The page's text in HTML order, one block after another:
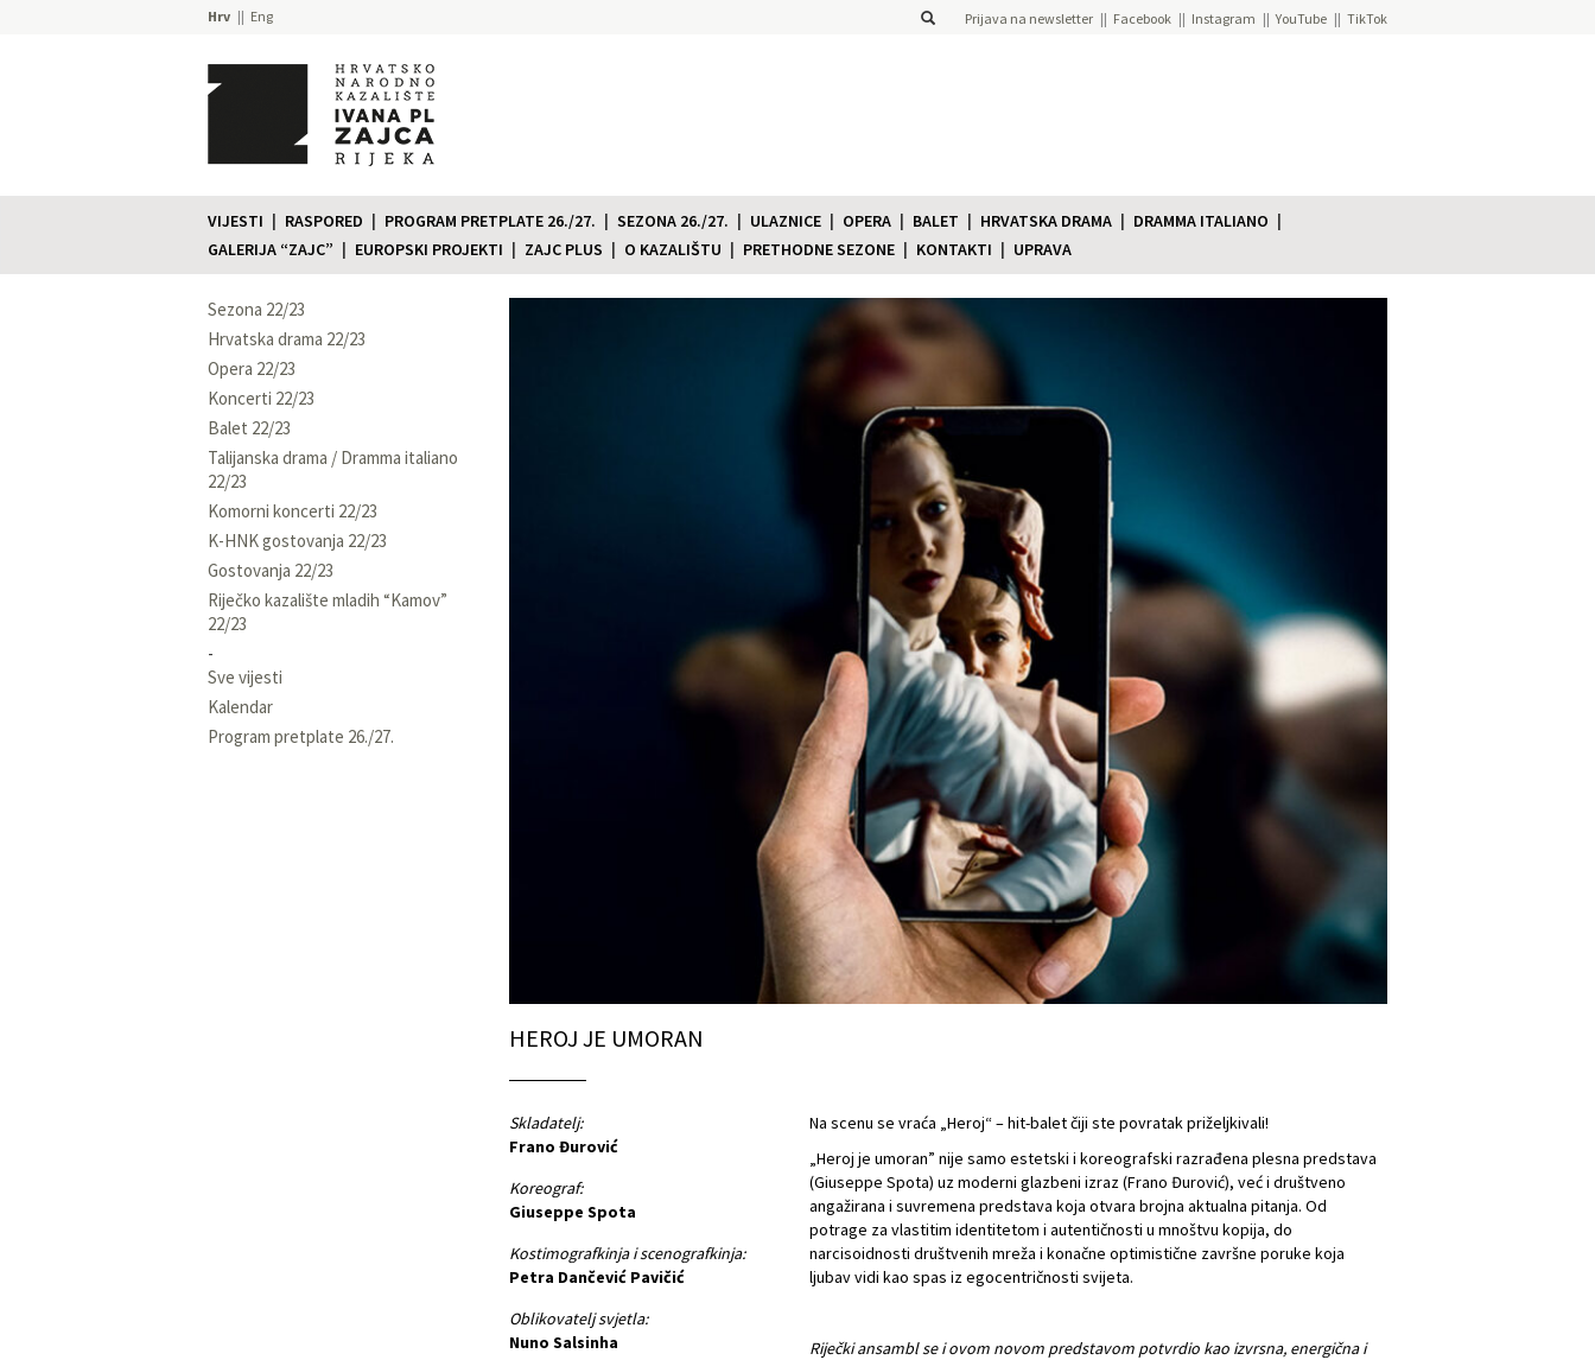
Hrv Eng Prijava na newsletter Facebook Instagram YouTube TikTok
VIJESTI RASPORED PROGRAM PRETPLATE 26./27. SEZONA 26./27. ULAZNICE OPERA BALET HRVATSKA DRAMA
DRAMMA ITALIANO
GALERIJA “ZAJC”
EUROPSKI PROJEKTI ZAJC PLUS O KAZALIŠTU PRETHODNE SEZONE KONTAKTI UPRAVA
Sezona 22/23
Hrvatska drama 22/23
Opera 22/23
Koncerti 22/23
Balet 22/23
Talijanska drama / Dramma italiano
22/23
Komorni koncerti 22/23
K-HNK gostovanja 22/23
Gostovanja 22/23
Riječko kazalište mladih “Kamov”
22/23
Sve vijesti
Kalendar
Program pretplate 26./27.
HEROJ JE UMORAN
Skladatelj:
Frano Đurović
Koreograf:
Giuseppe Spota
Kostimografkinja i scenografkinja:
Petra Dančević Pavičić
Oblikovatelj svjetla:
Nuno Salsinha
Na scenu se vraća „Heroj“ – hit-balet čiji ste povratak priželjkivali!
„Heroj je umoran” nije samo estetski i koreografski razrađena plesna predstava
(Giuseppe Spota) uz moderni glazbeni izraz (Frano Đurović), već i društveno
angažirana i suvremena predstava koja otvara brojna aktualna pitanja. Od
potrage za vlastitim identitetom i autentičnosti u mnoštvu kopija, do
narcisoidnosti društvenih mreža i konačne optimistične završne poruke koja
ljubav vidi kao spas iz egocentričnosti svijeta.
Riječki ansambl se i ovom novom predstavom potvrdio kao izvrsna, energična i